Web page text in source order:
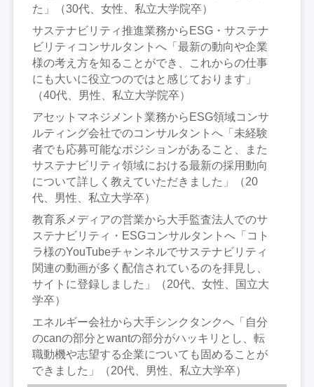
た」（30代、女性、私立大学院卒）
サステナビリティ推進業務からESG・サステナ
ビリティコンサルタントへ「最新の動向や企業
様の考え方を知ることができ、これからの仕事
にも大いに役立つのではと感じております」
（40代、男性、私立大学院卒）
アセットマネジメント業務からESG領域コンサ
ルティング会社でのコンサルタントへ「未経験
者でも応募可能なポジションがあること、また
サステナビリティ領域における最新の採用動向
について詳しく教えていただきました」（20
代、男性、私立大学卒）
教育系メディアの営業から大手監査法人でのサ
ステナビリティ・ESGコンサルタントへ「コト
ラ様のYouTubeチャンネルでサステナビリティ
関連の動画が多く配信されているのを拝見し、
サイトに登録しました」（20代、女性、国立大
学卒）
エネルギー会社から大手シンクタンクへ「自分
のcanの部分とwantの部分がハッキリとし、転
職動機や志望する企業についても固めることが
できました」（20代、男性、私立大学卒）